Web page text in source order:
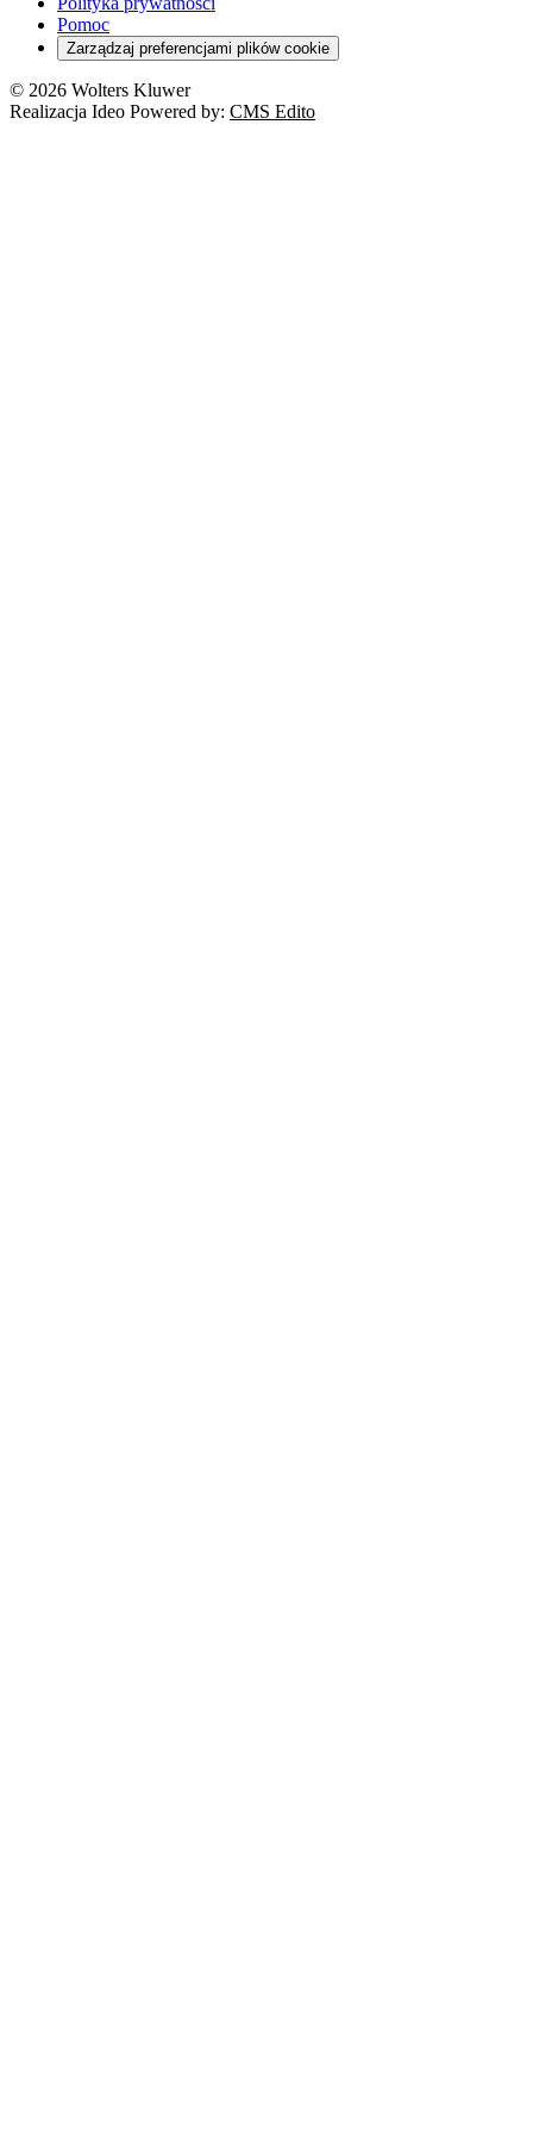
Deregulacja
Cyberbezpieczeństwo
Franczyza
Prawo autorskie
RODO
Pomoc
Zarządzaj preferencjami plików cookie
© 2026 Wolters Kluwer
Realizacja Ideo Powered by: CMS Edito